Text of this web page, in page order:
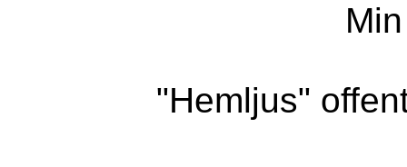
"Hemljus"